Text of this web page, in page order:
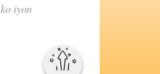
iyon